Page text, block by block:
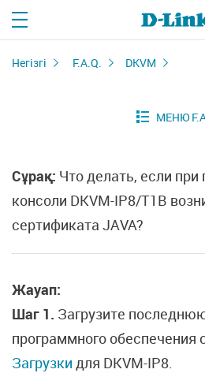
Негізгі F.A.Q. DKVM
Сұрақ: Что делать, если
консоли DKVM-IP8/T1B
сертификата JAVA?
Жауап:
Шаг 1. Загрузите
программного обеспечения
Загрузки для DKVM-IP8.